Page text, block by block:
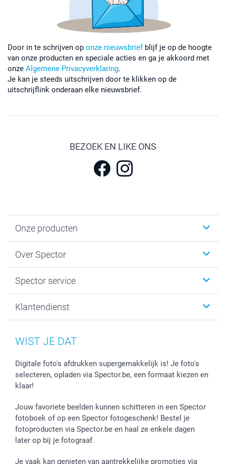
Door in te schrijven op onze nieuwsbrief blijf je op de hoogte
van onze producten en speciale acties en ga je akkoord met
onze Algemene Privacyverklaring.
Je kan je steeds uitschrijven door te klikken op de
uitschrijflink onderaan elke nieuwsbrief.
BEZOEK EN LIKE ONS
Onze producten
Kaartjes
Fotoboeken
Fotoprints, Fotoposter & Fotoalbum met fotoprints
Fotokaders, Decoratie en Snoepjes
Stickers en Etiketten
Over Spector
Sitemap
Privacybeleid
Spector service
smartbonus
Mijn orderstatus
Klantendienst
WIST JE DAT
Digitale foto's afdrukken supergemakkelijk is! Je foto's
selecteren, opladen via Spector.be, een formaat kiezen en
klaar!
Jouw favoriete beelden kunnen schitteren in een Spector
fotoboek of op een Spector fotogeschenk! Bestel je
fotoproducten via Spector.be en haal ze enkele dagen
later op bij je fotograaf.
Je vaak kan genieten van aantrekkelijke promoties via